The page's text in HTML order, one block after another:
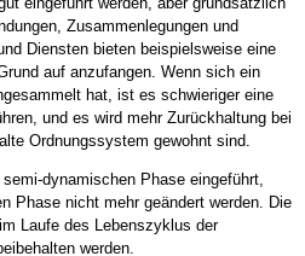
Zusammenlegungen und
Diensten bieten beispielsweise eine
auf anzufangen. Wenn sich ein
hat, ist es schwieriger eine
und es wird mehr Zurückhaltung bei
Ordnungssystem gewohnt sind.
dynamischen Phase eingeführt,
Phase nicht mehr geändert werden. Die
Laufe des Lebenszyklus der
werden.